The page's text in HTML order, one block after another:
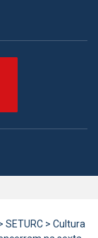
SETURC > Cultura